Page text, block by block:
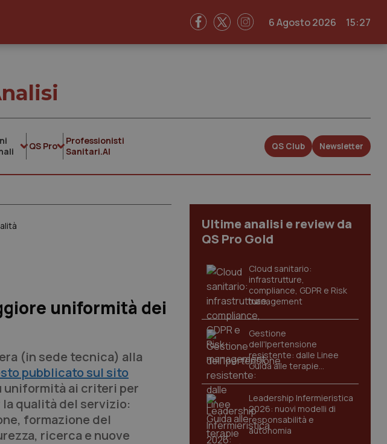
6 Agosto 2026 15:27
QS Pro
Professionisti
Sanitari.AI
QS Club Newsletter
uniformità dei
(in sede tecnica) alla
pubblicato sul sito
uniformità ai criteri per
la qualità del servizio:
formazione del
ricerca e nuove
Ultime analisi e review da
QS Pro Gold
Cloud sanitario:
infrastrutture,
compliance, GDPR e Risk
management
Gestione
dell'Ipertensione
resistente: dalle Linee
Guida alle terapie
innovative
Leadership Infermieristica
2026: nuovi modelli di
responsabilità e
autonomia